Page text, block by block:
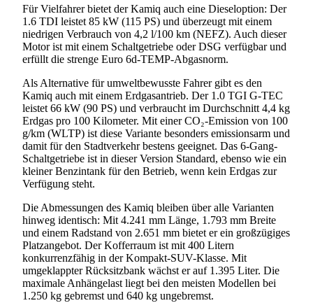
Für Vielfahrer bietet der Kamiq auch eine Dieseloption: Der
1.6 TDI leistet 85 kW (115 PS) und überzeugt mit einem
niedrigen Verbrauch von 4,2 l/100 km (NEFZ). Auch dieser
Motor ist mit einem Schaltgetriebe oder DSG verfügbar und
erfüllt die strenge Euro 6d-TEMP-Abgasnorm.
Als Alternative für umweltbewusste Fahrer gibt es den
Kamiq auch mit einem Erdgasantrieb. Der 1.0 TGI G-TEC
leistet 66 kW (90 PS) und verbraucht im Durchschnitt 4,4 kg
Erdgas pro 100 Kilometer. Mit einer CO₂-Emission von 100
g/km (WLTP) ist diese Variante besonders emissionsarm und
damit für den Stadtverkehr bestens geeignet. Das 6-Gang-
Schaltgetriebe ist in dieser Version Standard, ebenso wie ein
kleiner Benzintank für den Betrieb, wenn kein Erdgas zur
Verfügung steht.
Die Abmessungen des Kamiq bleiben über alle Varianten
hinweg identisch: Mit 4.241 mm Länge, 1.793 mm Breite
und einem Radstand von 2.651 mm bietet er ein großzügiges
Platzangebot. Der Kofferraum ist mit 400 Litern
konkurrenzfähig in der Kompakt-SUV-Klasse. Mit
umgeklappter Rücksitzbank wächst er auf 1.395 Liter. Die
maximale Anhängelast liegt bei den meisten Modellen bei
1.250 kg gebremst und 640 kg ungebremst.